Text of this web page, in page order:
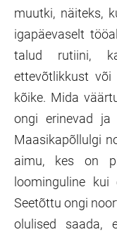
muutki, näiteks,
igapäevaselt
talud rutiini,
ettevõtlikkust
kõike. Mida
ongi erinevad
Maasikapõllulgi
aimu, kes on
loominguline
Seetõttu ongi
olulised saada,